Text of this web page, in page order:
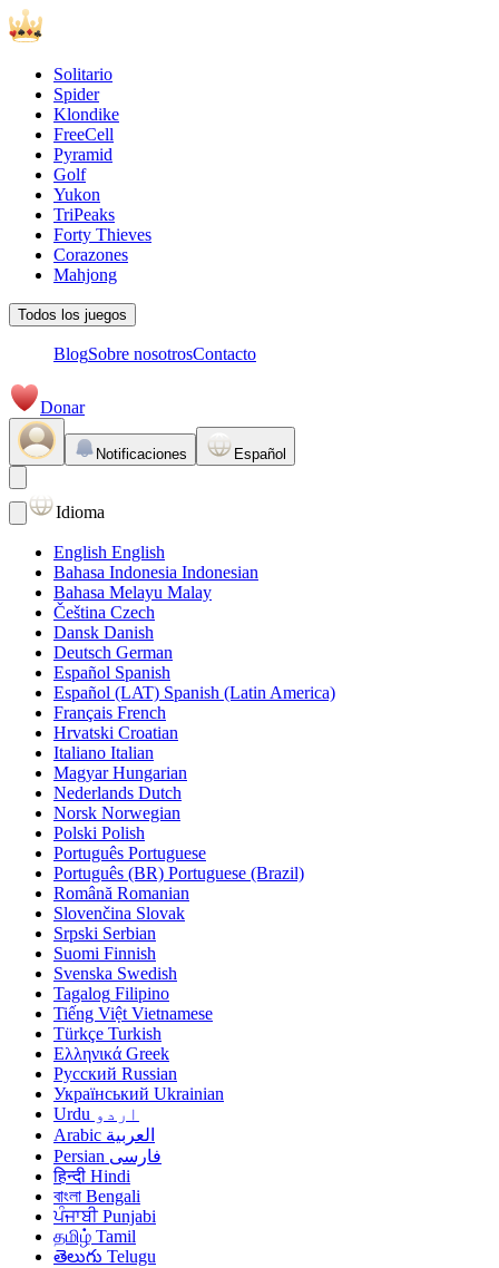
Solitario
Spider
Klondike
FreeCell
Pyramid
Golf
Yukon
TriPeaks
Forty Thieves
Corazones
Mahjong
Todos los juegos
BlogSobre nosotrosContacto
Donar
Notificaciones Español
Idioma
English English
Bahasa Indonesia Indonesian
Bahasa Melayu Malay
Čeština Czech
Dansk Danish
Deutsch German
Español Spanish
Español (LAT) Spanish (Latin America)
Français French
Hrvatski Croatian
Italiano Italian
Magyar Hungarian
Nederlands Dutch
Norsk Norwegian
Polski Polish
Português Portuguese
Português (BR) Portuguese (Brazil)
Română Romanian
Slovenčina Slovak
Srpski Serbian
Suomi Finnish
Svenska Swedish
Tagalog Filipino
Tiếng Việt Vietnamese
Türkçe Turkish
Ελληνικά Greek
Русский Russian
Український Ukrainian
اردو Urdu
العربية Arabic
فارسی Persian
हिन्दी Hindi
বাংলা Bengali
ਪੰਜਾਬੀ Punjabi
தமிழ் Tamil
తెలుగు Telugu